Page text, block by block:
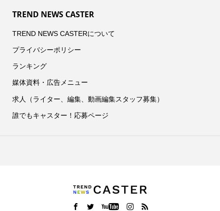
TREND NEWS CASTER
TREND NEWS CASTERについて
プライバシーポリシー
ランキング
媒体資料・広告メニュー
求人（ライター、編集、動画編集スタッフ募集）
誰でもキャスター！応募ページ